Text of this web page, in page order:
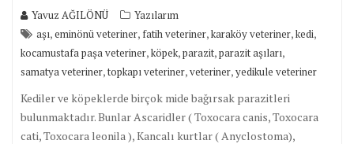
Yavuz AĞILÖNÜ
Yazılarım
aşı,eminönü veteriner, fatih veteriner,karaköy veteriner,kedi,
kocamustafa paşa veteriner,köpek,parazit,parazit aşıları,
samatya veteriner,topkapı veteriner,veteriner,yedikule veteriner
Kediler ve köpeklerde birçok mide bağırsak parazitleri
bulunmaktadır. Bunlar Ascaridler ( Toxocara canis, Toxocara
cati, Toxocara leonila ), Kancalı kurtlar ( Anyclostoma),